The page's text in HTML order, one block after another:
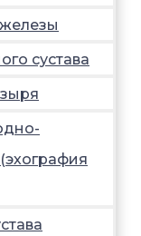
сустава